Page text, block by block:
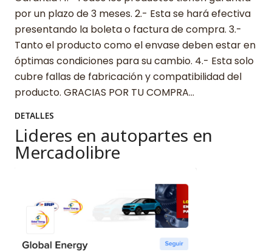
por un plazo de 3 meses. 2.- Esta se hará efectiva
presentando la boleta o factura de compra. 3.-
Tanto el producto como el envase deben estar en
óptimas condiciones para su cambio. 4.- Esta solo
cubre fallas de fabricación y compatibilidad del
producto. GRACIAS POR TU COMPRA…
DETALLES
Lideres en autopartes en
Mercadolibre